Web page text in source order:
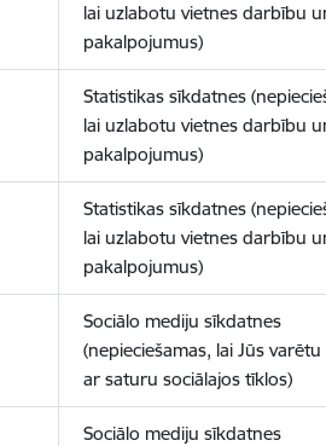
lai uzlabotu vietnes darbību
pakalpojumus)
Statistikas sīkdatnes
lai uzlabotu vietnes darbību
pakalpojumus)
Statistikas sīkdatnes
lai uzlabotu vietnes darbību
pakalpojumus)
Sociālo mediju sīkdatnes
(nepieciešamas, lai Jūs varētu
ar saturu sociālajos tīklos)
Sociālo mediju sīkdatnes